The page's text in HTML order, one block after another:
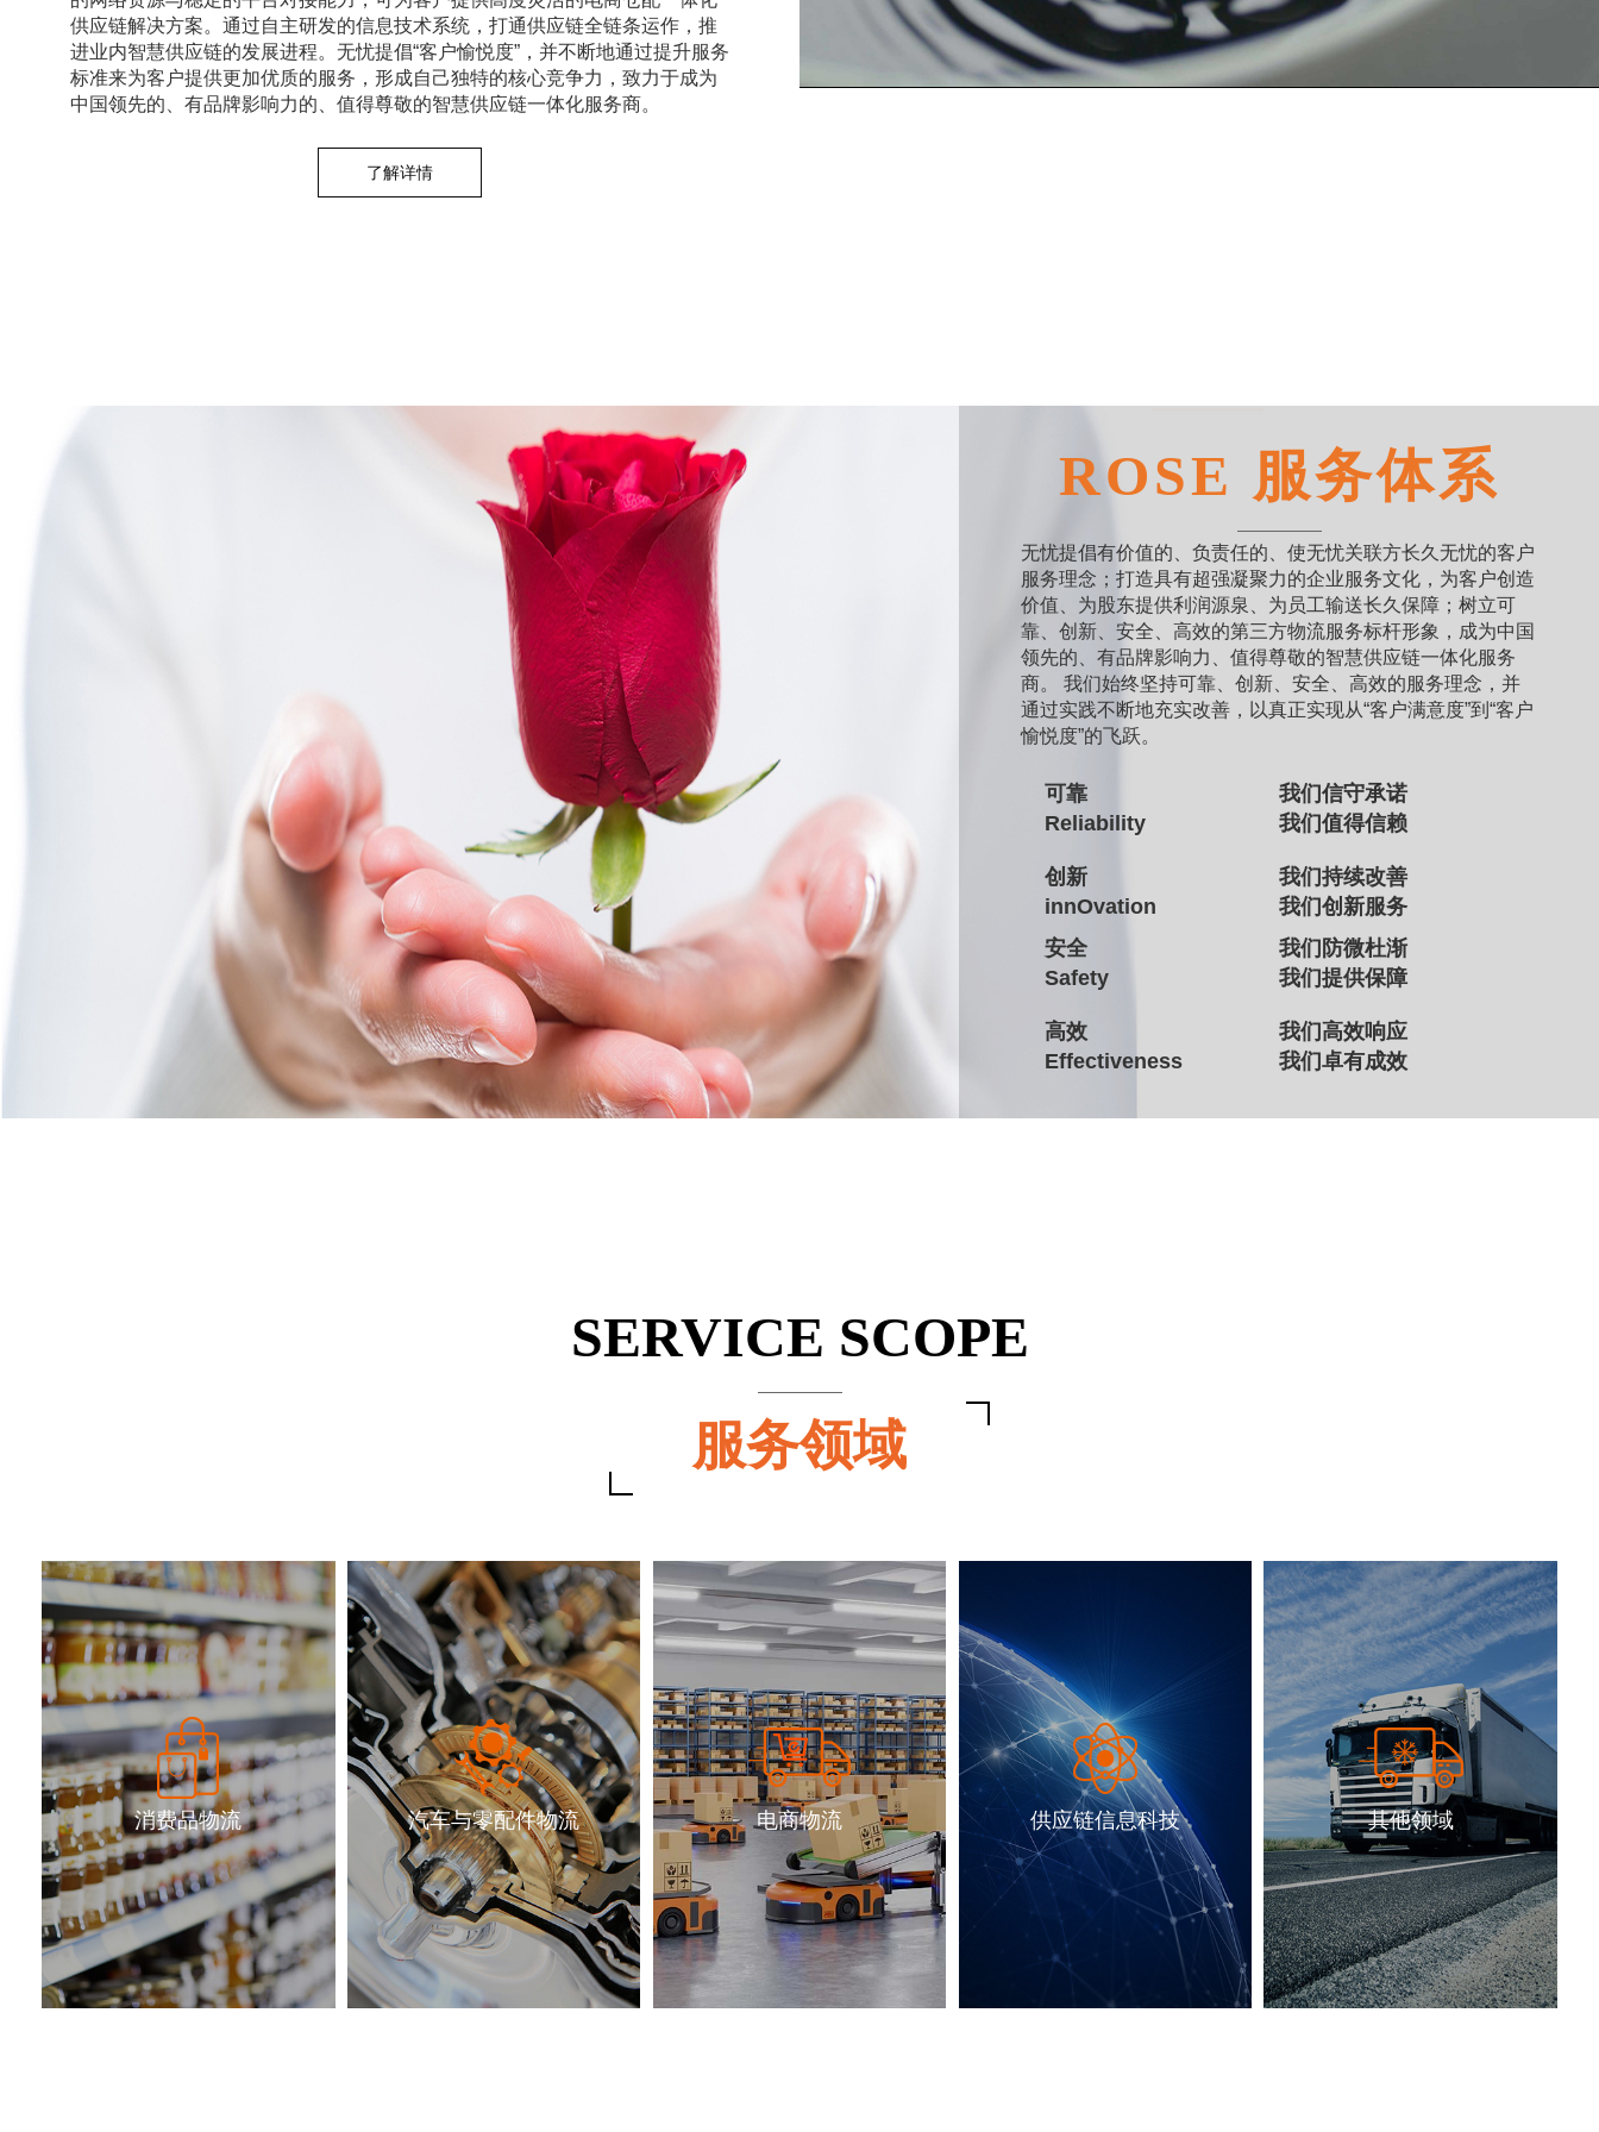
供应链解决方案。通过自主研发的信息技术系统，打通供应链全链条运作，推
进业内智慧供应链的发展进程。无忧提倡“客户愉悦度”，并不断地通过提升服务
标准来为客户提供更加优质的服务，形成自己独特的核心竞争力，致力于成为
中国领先的、有品牌影响力的、值得尊敬的智慧供应链一体化服务商。
了解详情
Video
ROSE 服务体系
无忧提倡有价值的、负责任的、使无忧关联方长久无忧的客户
服务理念；打造具有超强凝聚力的企业服务文化，为客户创造
价值、为股东提供利润源泉、为员工输送长久保障；树立可
靠、创新、安全、高效的第三方物流服务标杆形象，成为中国
领先的、有品牌影响力、值得尊敬的智慧供应链一体化服务
商。 我们始终坚持可靠、创新、安全、高效的服务理念，并
通过实践不断地充实改善，以真正实现从“客户满意度”到“客户
愉悦度”的飞跃。
可靠
Reliability
我们信守承诺
我们值得信赖
创新
innOvation
我们持续改善
我们创新服务
安全
Safety
我们防微杜渐
我们提供保障
高效
Effectiveness
我们高效响应
我们卓有成效
SERVICE SCOPE
服务领域